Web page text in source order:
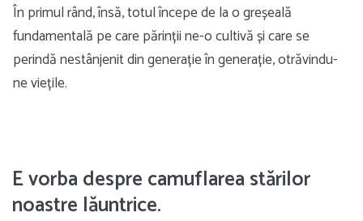
În primul rând, însă, totul începe de la o greșeală
fundamentală pe care părinții ne-o cultivă și care se
perindă nestânjenit din generație în generație, otrăvindu-
ne viețile.
E vorba desprecamuflarea stărilor
noastre lăuntrice.